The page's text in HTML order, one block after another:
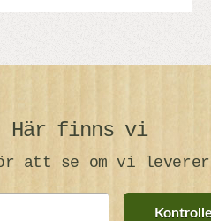
Här finns vi
att se om vi